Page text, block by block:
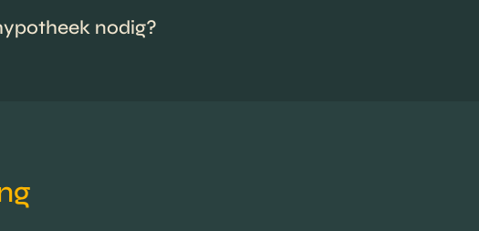
nodig?